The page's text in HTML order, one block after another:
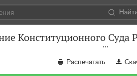
Конституционного
Распечатать